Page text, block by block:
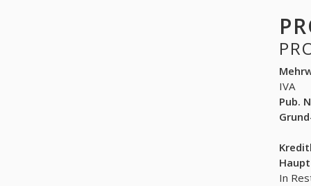
IVA
Pub.
In